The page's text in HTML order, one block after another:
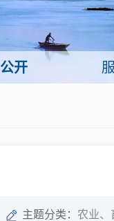
开
公开
主题分类： 农业、